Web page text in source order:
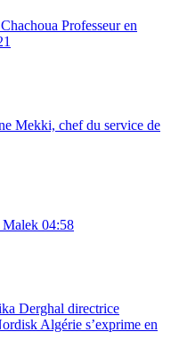
Professeur en
Mekki, chef du service de
Malek 04:58
Derghal directrice
Algérie s’exprime en